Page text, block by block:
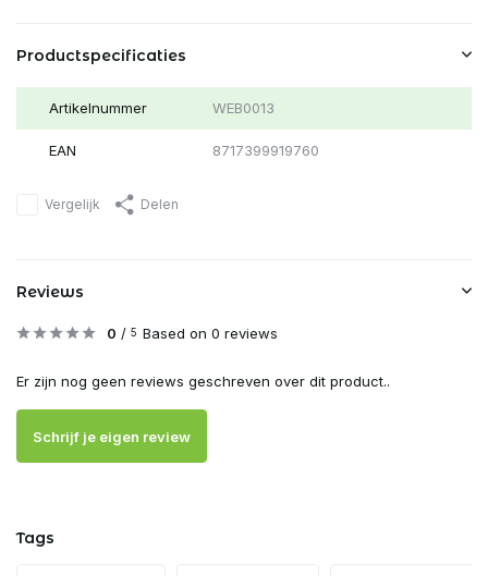
Productspecificaties
Artikelnummer WEB0013
EAN 8717399919760
Vergelijk Delen
Reviews
0 / 5 Based on 0 reviews
Er zijn nog geen reviews geschreven over dit product..
Schrijf je eigen review
Tags